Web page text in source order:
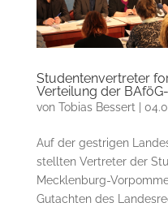
Studentenvertreter
Verteilung der
von Tobias Bessert|
Auf der gestrigen
stellten Vertreter der
Mecklenburg-
Gutachten des